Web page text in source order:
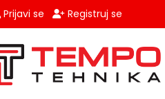
Prijavi se Registruj se